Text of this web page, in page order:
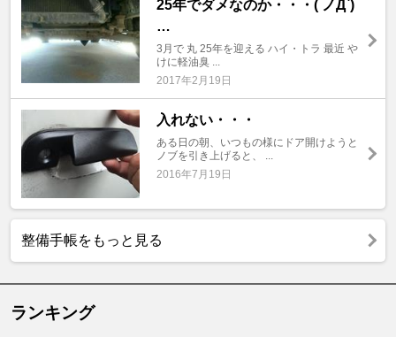
25年でダメなのか・・・( ノД`)
…
3月で 丸 25年を迎える ハイ・トラ 最近 や
けに軽油臭 ...
2017年2月19日
入れない・・・
ある日の朝、いつもの様にドア開けようと
ノブを引き上げると、 ...
2016年7月19日
整備手帳をもっと見る
ランキング